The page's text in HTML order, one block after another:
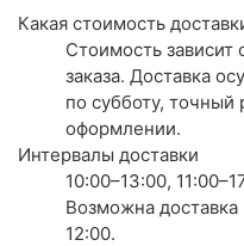
Какая стоимость
Стоимость зависит
заказа. Доставка
по субботу, точный
оформлении.
Интервалы доставки
10:00–13:00,
Возможна доставка
12:00.